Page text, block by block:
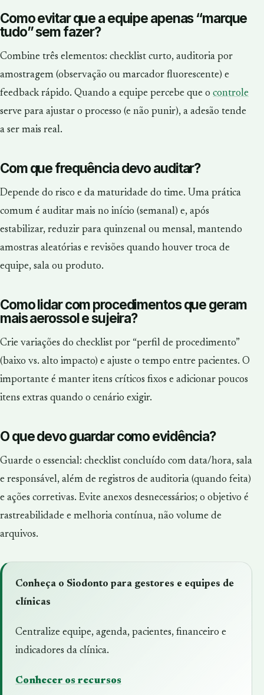
Como evitar que a equipe apenas “marque
tudo” sem fazer?
Combine três elementos: checklist curto, auditoria por
amostragem (observação ou marcador fluorescente) e
feedback rápido. Quando a equipe percebe que o controle
serve para ajustar o processo (e não punir), a adesão tende
a ser mais real.
Com que frequência devo auditar?
Depende do risco e da maturidade do time. Uma prática
comum é auditar mais no início (semanal) e, após
estabilizar, reduzir para quinzenal ou mensal, mantendo
amostras aleatórias e revisões quando houver troca de
equipe, sala ou produto.
Como lidar com procedimentos que geram
mais aerossol e sujeira?
Crie variações do checklist por “perfil de procedimento”
(baixo vs. alto impacto) e ajuste o tempo entre pacientes. O
importante é manter itens críticos fixos e adicionar poucos
itens extras quando o cenário exigir.
O que devo guardar como evidência?
Guarde o essencial: checklist concluído com data/hora, sala
e responsável, além de registros de auditoria (quando feita)
e ações corretivas. Evite anexos desnecessários; o objetivo é
rastreabilidade e melhoria contínua, não volume de
arquivos.
Conheça o Siodonto para gestores e equipes de
clínicas
Centralize equipe, agenda, pacientes, financeiro e
indicadores da clínica.
Conhecer os recursos